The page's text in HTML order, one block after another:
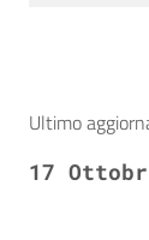
Ultimo
17